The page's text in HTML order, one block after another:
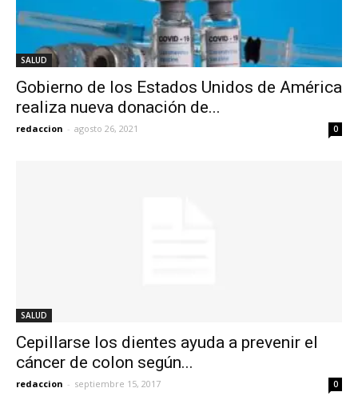
SALUD
Gobierno de los Estados Unidos de América
realiza nueva donación de...
redaccion - agosto 26, 2021 0
SALUD
Cepillarse los dientes ayuda a prevenir el
cáncer de colon según...
redaccion - septiembre 15, 2017 0